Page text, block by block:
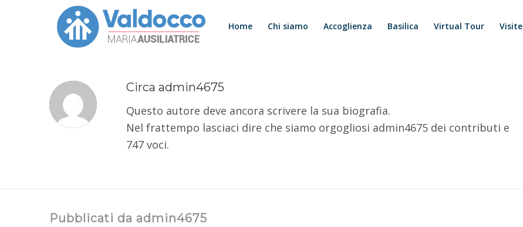
Home Chi siamo Accoglienza Basilica Virtual Tour Visite
Circa admin4675
Questo autore deve ancora scrivere la sua biografia.
Nel frattempo lasciaci dire che siamo orgogliosi admin4675dei contributi e
747 voci.
Pubblicati da admin4675